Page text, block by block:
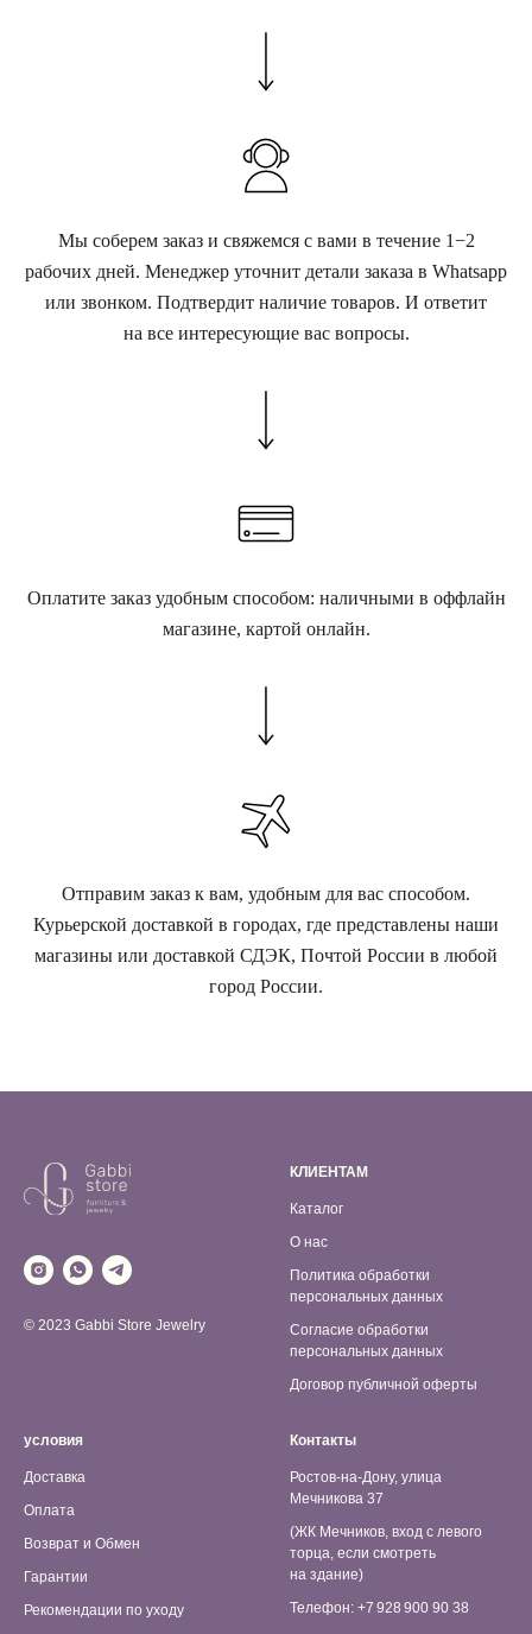
Мы соберем заказ и свяжемся с вами в течение 1−2
рабочих дней. Менеджер уточнит детали заказа в Whatsapp
или звонком. Подтвердит наличие товаров. И ответит
на все интересующие вас вопросы.
Оплатите заказ удобным способом: наличными в оффлайн
магазине, картой онлайн.
Отправим заказ к вам, удобным для вас способом.
Курьерской доставкой в городах, где представлены наши
магазины или доставкой СДЭК, Почтой России в любой
город России.
© 2023 Gabbi Store Jewelry
КЛИЕНТАМ
Каталог
О нас
Политика обработки
персональных данных
Согласие обработки
персональных данных
Договор публичной оферты
условия
Доставка
Оплата
Возврат и Обмен
Гарантии
Рекомендации по уходу
Контакты
Ростов-на-Дону, улица
Мечникова 37
(ЖК Мечников, вход с левого
торца, если смотреть
на здание)
Телефон: +7 928 900 90 38